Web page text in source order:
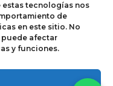
tecnologías nos
de
en este sitio. No
afectar
y funciones.
de cookies